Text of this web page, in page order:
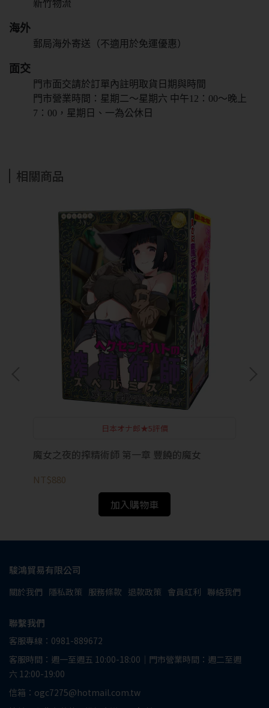
新竹物流
海外
郵局海外寄送（不適用於免運優惠）
面交
門市面交請於訂單內註明取貨日期與時間
門市營業時間：星期二～星期六 中午12：00～晚上
7：00，星期日、一為公休日
相關商品
日本オナ郎★5評價
魔女之夜的搾精術師 第一章 豐饒的魔女
NT$880
加入購物車
駿鴻貿易有限公司
關於我們 隱私政策 服務條款 退款政策 會員紅利 聯絡我們
聯繫我們
客服專線：0981-889672
客服時間：週一至週五 10:00-18:00｜門市營業時間：週二至週
六 12:00-19:00
信箱：ogc7275@hotmail.com.tw